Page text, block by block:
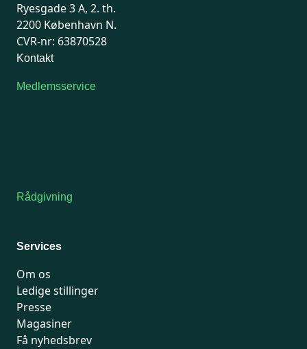
Ryesgade 3 A, 2. th.
2200 København N.
CVR-nr: 63870528
Kontakt
Medlemsservice
Rådgivning
Services
Om os
Ledige stillinger
Presse
Magasiner
Få nyhedsbrev